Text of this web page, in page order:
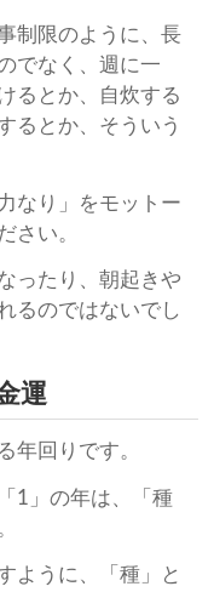
制限のように、長
でなく、週に一
るとか、自炊する
るとか、そういう
なり」をモットー
さい。
ったり、朝起きや
るのではないでし
運
年回りです。
1」の年は、「種
ように、「種」と